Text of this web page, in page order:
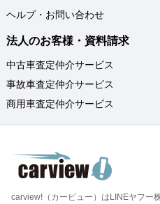
ヘルプ・お問い合わせ
法人のお客様・資料請求
中古車査定仲介サービス
事故車査定仲介サービス
商用車査定仲介サービス
carview!（カービュー）はLINEヤフー